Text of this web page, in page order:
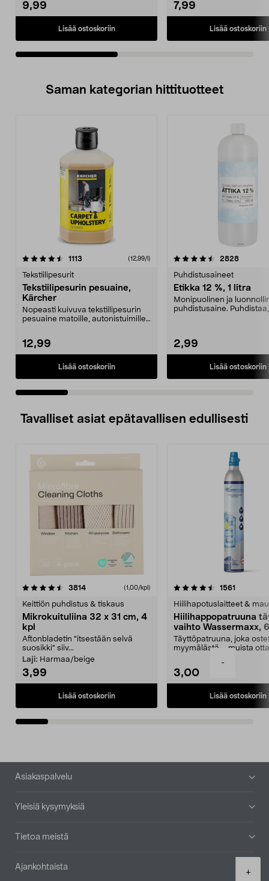
-
+
9,99
Lisää ostoskoriin
7,99
Lisää ostoskoriin
Saman kategorian hittituotteet
1113 (12,99/l)
Tekstiilipesurit
Tekstiilipesurin pesuaine,
Kärcher
Nopeasti kuivuva tekstiilipesurin
pesuaine matoille, autonistuimille,
12,99
Lisää ostoskoriin
4.5 viidestä
2828
Puhdistusaineet
Etikka 12 %, 1 litra
Monipuolinen ja
puhdistusaine.
2,99
Lisää ostoskoriin
4.5 viidestä
Tavalliset asiat epätavallisen edullisesti
3814arvostelut (1,00/kpl)
Keittiön puhdistus & tiskaus
Mikrokuituliina 32 x 31 cm, 4
kpl
Aftonbladetin "itsestään selvä
suosikki" siiv...
Laji: Harmaa/beige
3,99
Lisää ostoskoriin
4.5viidestä
1561
Hiilihapotuslaitteet &
Hiilihappopatruuna
vaihto Wassermaxx,
Täyttöpatruuna, joka
myymälästä – muista
3,00
Lisää ostoskoriin
4.5viidestä
Alatunniste
Asiakaspalvelu
Yleisiä kysymyksiä
Tietoa meistä
Ajankohtaista